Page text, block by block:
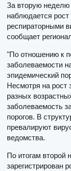
За вторую неделю
наблюдается
респираторными
сообщает
"По отношению к
заболеваемости
эпидемический
Несмотря на
разных
заболеваемость
порогов. В
превалируют
ведомства.
По итогам второй
зарегистрирован